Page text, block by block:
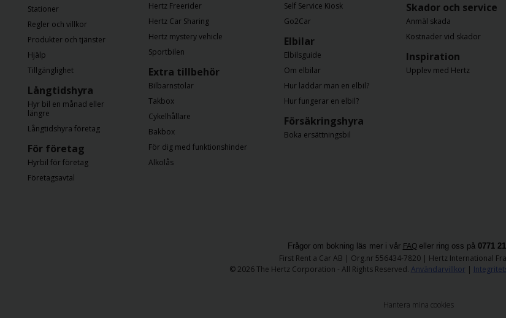
Gold+
Stationer
Regler och villkor
Produkter och tjänster
Hjälp
Tillgänglighet
Långtidshyra
Hyr bil en månad eller
längre
Långtidshyra företag
För företag
Hyrbil för företag
Företagsavtal
Hertz Freerider
Hertz Car Sharing
Hertz mystery vehicle
Sportbilen
Extra tillbehör
Bilbarnstolar
Takbox
Cykelhållare
Bakbox
För dig med funktionshinder
Alkolås
Self Service Kiosk
Go2Car
Elbilar
Elbilsguide
Om elbilar
Hur laddar man en elbil?
Hur fungerar en elbil?
Försäkringshyra
Boka ersättningsbil
Skador och service
Anmäl skada
Kostnader vid skador
Inspiration
Upplev med Hertz
Frågor om bokning läs mer i vår FAQ eller ring oss på0771
​First Rent a Car AB | Org.nr 556434-7820 | Hertz International
© 2026 The Hertz Corporation - All Rights Reserved. Användarvillkor |
Hantera mina cookies